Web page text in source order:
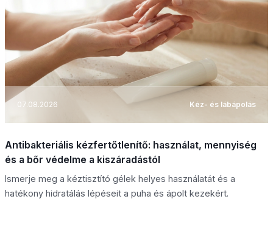
07.08.2026 Kéz- és lábápolás
Antibakteriális kézfertőtlenítő: használat, mennyiség
és a bőr védelme a kiszáradástól
Ismerje meg a kéztisztító gélek helyes használatát és a
hatékony hidratálás lépéseit a puha és ápolt kezekért.